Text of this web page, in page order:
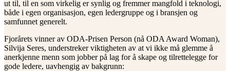
ut til, til en som virkelig er synlig og fremmer mangfold i teknologi,
både i egen organisasjon, egen ledergruppe og i bransjen og
samfunnet generelt.
Fjorårets vinner av ODA-Prisen Person (nå ODA Award Woman),
Silvija Seres, understreker viktigheten av at vi ikke må glemme å
anerkjenne menn som jobber på lag for å skape og tilrettelegge for
gode ledere, uavhengig av bakgrunn: